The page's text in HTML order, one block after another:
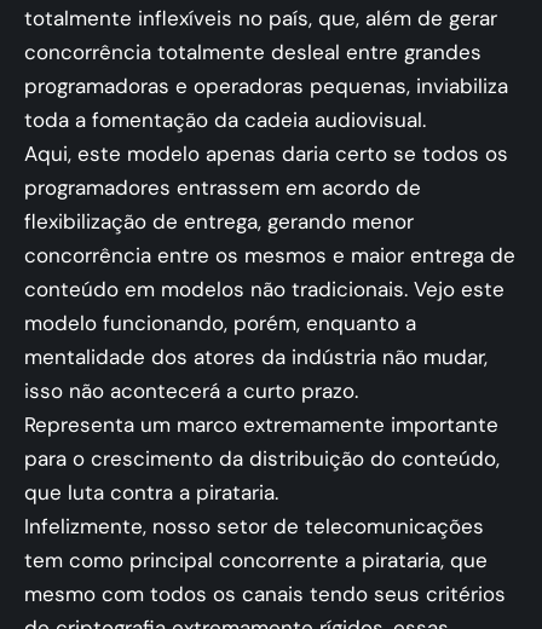
totalmente inflexíveis no país, que, além de gerar
concorrência totalmente desleal entre grandes
programadoras e operadoras pequenas, inviabiliza
toda a fomentação da cadeia audiovisual.
Aqui, este modelo apenas daria certo se todos os
programadores entrassem em acordo de
flexibilização de entrega, gerando menor
concorrência entre os mesmos e maior entrega de
conteúdo em modelos não tradicionais. Vejo este
modelo funcionando, porém, enquanto a
mentalidade dos atores da indústria não mudar,
isso não acontecerá a curto prazo.
Representa um marco extremamente importante
para o crescimento da distribuição do conteúdo,
que luta contra a pirataria.
Infelizmente, nosso setor de telecomunicações
tem como principal concorrente a pirataria, que
mesmo com todos os canais tendo seus critérios